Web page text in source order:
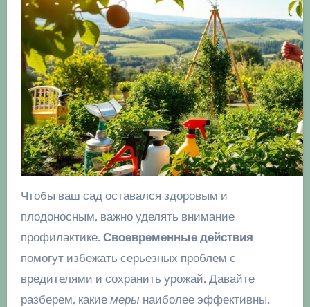
Чтобы ваш сад оставался здоровым и
плодоносным, важно уделять внимание
профилактике. Своевременные действия
помогут избежать серьезных проблем с
вредителями и сохранить урожай. Давайте
разберем, какие меры наиболее эффективны.